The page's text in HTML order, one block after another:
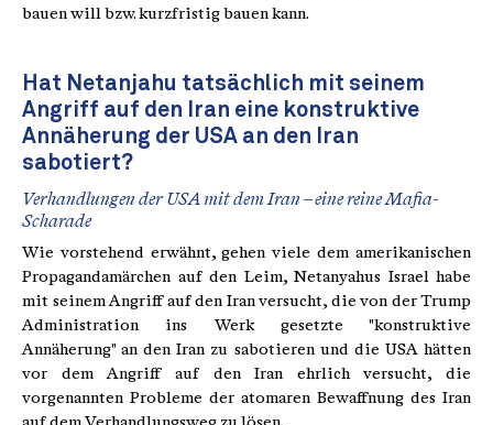
bauen will bzw. kurzfristig bauen kann.
Hat Netanjahu tatsächlich mit seinem
Angriff auf den Iran eine konstruktive
Annäherung der USA an den Iran
sabotiert?
Verhandlungen der USA mit dem Iran – eine reine Mafia-
Scharade
Wie vorstehend erwähnt, gehen viele dem amerikanischen
Propagandamärchen auf den Leim, Netanyahus Israel habe
mit seinem Angriff auf den Iran versucht, die von der Trump
Administration ins Werk gesetzte "konstruktive
Annäherung" an den Iran zu sabotieren und die USA hätten
vor dem Angriff auf den Iran ehrlich versucht, die
vorgenannten Probleme der atomaren Bewaffnung des Iran